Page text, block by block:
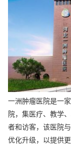
一洲肿瘤医院是一
院，集医疗、教学
者和访客，该医院
优化升级，以提供